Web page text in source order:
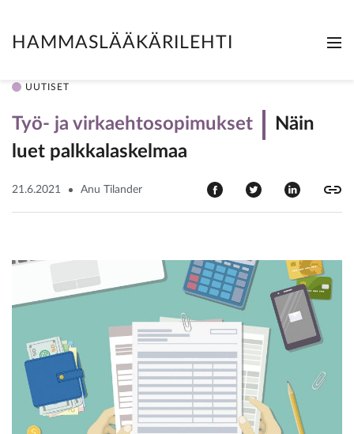
HAMMASLÄÄKÄRILEHTI
UUTISET
Työ- ja virkaehtosopimukset
Näin
luet palkkalaskelmaa
21.6.2021 Anu Tilander